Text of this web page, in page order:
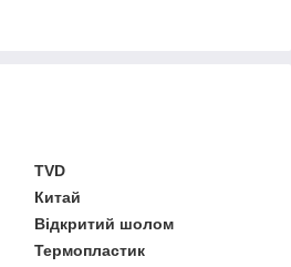
TVD
Китай
Відкритий шолом
Термопластик